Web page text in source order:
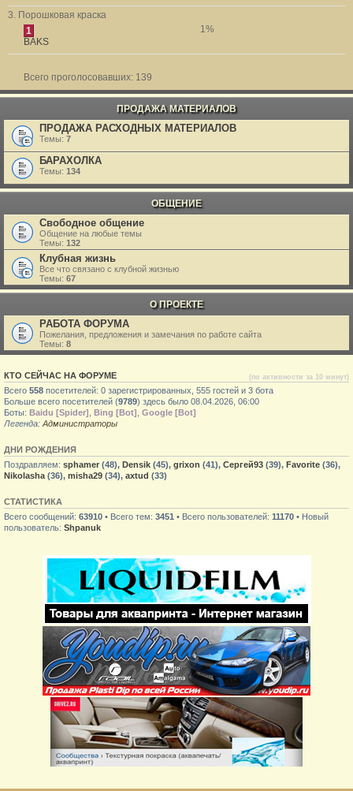
3. Порошковая краска
1
BAKS
1%
Всего проголосовавших: 139
ПРОДАЖА МАТЕРИАЛОВ
ПРОДАЖА РАСХОДНЫХ МАТЕРИАЛОВ
Темы: 7
БАРАХОЛКА
Темы: 134
ОБЩЕНИЕ
Свободное общение
Общение на любые темы
Темы: 132
Клубная жизнь
Все что связано с клубной жизнью
Темы: 67
О ПРОЕКТЕ
РАБОТА ФОРУМА
Пожелания, предложения и замечания по работе сайта
Темы: 8
КТО СЕЙЧАС НА ФОРУМЕ (по активности за 10 минут)
Всего 558 посетителей: 0 зарегистрированных, 555 гостей и 3 бота
Больше всего посетителей (9789) здесь было 08.04.2026, 06:00
Боты: Baidu [Spider] Bing [Bot] Google [Bot]
Легенда: Администраторы
ДНИ РОЖДЕНИЯ
Поздравляем: sphamer (48), Densik (45), grixon (41), Сергей93 (39), Favorite (36),
Nikolasha (36), misha29 (34), axtud (33)
СТАТИСТИКА
Всего сообщений: 63910 • Всего тем: 3451 • Всего пользователей: 11170 • Новый
пользователь: Shpanuk